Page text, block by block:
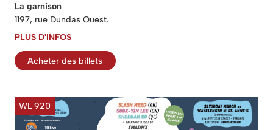
La garnison
1197, rue Dundas Ouest.
PLUS D'INFOS
Acheter des billets
WL 920